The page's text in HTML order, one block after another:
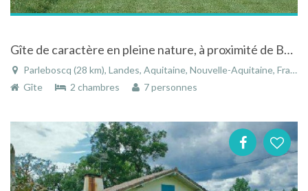
Gîte de caractère en pleine nature, à proximité de Barbotan les thermes
Parleboscq (28 km), Landes, Aquitaine, Nouvelle-Aquitaine, France
Gîte
2 chambres 7 personnes